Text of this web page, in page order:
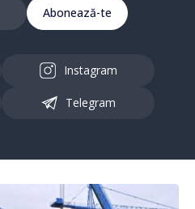
Abonează-te
Instagram
Telegram